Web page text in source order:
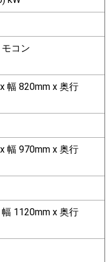
コン
幅 820mm x 奥行
幅 970mm x 奥行
1120mm x 奥行